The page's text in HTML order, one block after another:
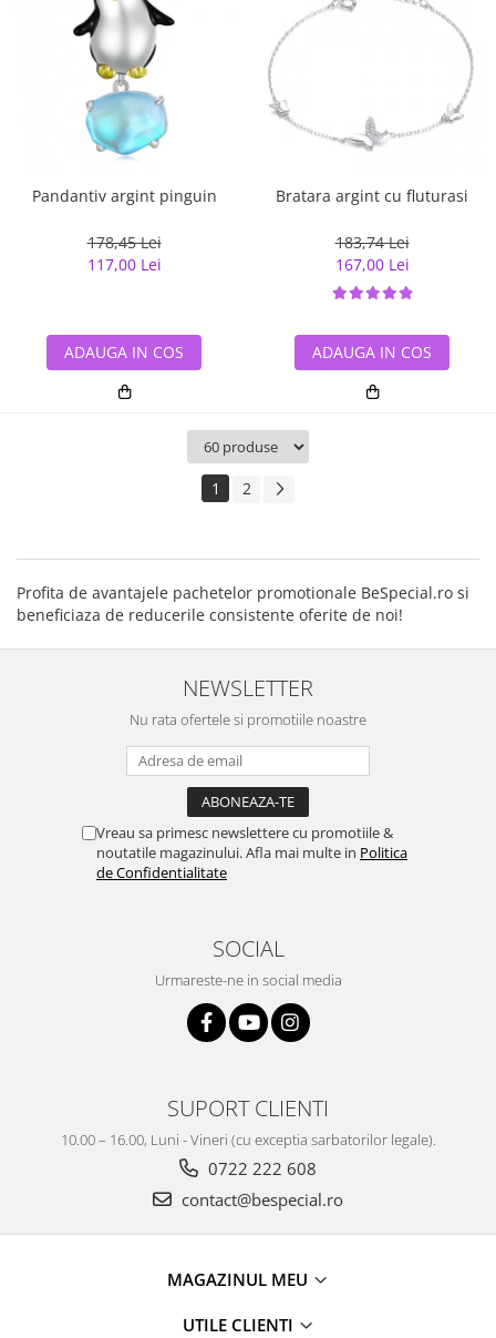
Pandantiv argint pinguin
178,45 Lei
117,00 Lei
ADAUGA IN COS
Bratara argint cu fluturasi
183,74 Lei
167,00 Lei
ADAUGA IN COS
1 2
Profita de avantajele pachetelor promotionale BeSpecial.ro si
beneficiaza de reducerile consistente oferite de noi!
NEWSLETTER
Nu rata ofertele si promotiile noastre
Vreau sa primesc newslettere cu promotiile &
noutatile magazinului. Afla mai multe in Politica
de Confidentialitate
SOCIAL
Urmareste-ne in social media
SUPORT CLIENTI
10.00 – 16.00, Luni - Vineri (cu exceptia sarbatorilor legale).
0722 222 608
contact@bespecial.ro
MAGAZINUL MEU
UTILE CLIENTI